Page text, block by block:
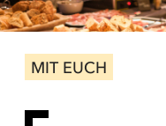
MIT EUCH